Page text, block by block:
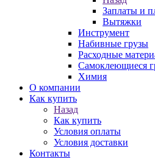
Заплаты и
Вытяжки
Инструмент
Набивные грузы
Расходные
Самоклеющиеся
Химия
О компании
Как купить
Назад
Как купить
Условия оплаты
Условия доставки
Контакты